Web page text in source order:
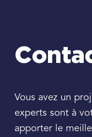
Vous avez un
experts sont à
apporter le